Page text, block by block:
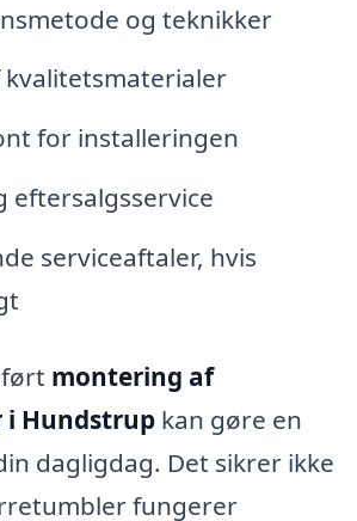
og teknikker
kvalitetsmaterialer
for installeringen
eftersalgsservice
serviceaftaler, hvis
montering af
Hundstrup kan gøre en
dagligdag. Det sikrer ikke
fungerer